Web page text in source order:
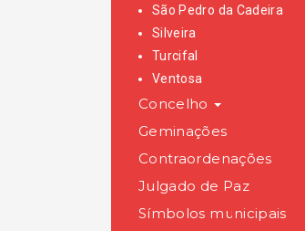
São Pedro da Cadeira
Silveira
Turcifal
Ventosa
Concelho
Geminações
Contraordenações
Julgado de Paz
Símbolos municipais